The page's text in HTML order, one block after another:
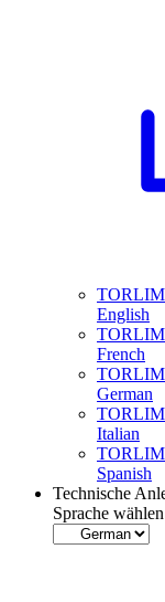
English
French
German
Italian
Spanish
Technische
Sprache wählen